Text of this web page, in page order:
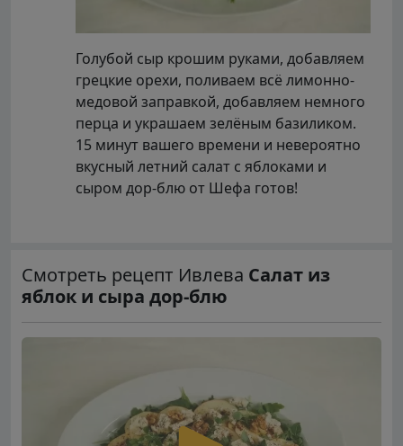
Голубой сыр крошим руками, добавляем
грецкие орехи, поливаем всё лимонно-
медовой заправкой, добавляем немного
перца и украшаем зелёным базиликом.
15 минут вашего времени и невероятно
вкусный летний салат с яблоками и
сыром дор-блю от Шефа готов!
Смотреть рецепт Ивлева Салат из
яблок и сыра дор-блю